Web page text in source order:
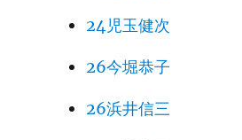
24児玉健次
26今堀恭子
26浜井信三